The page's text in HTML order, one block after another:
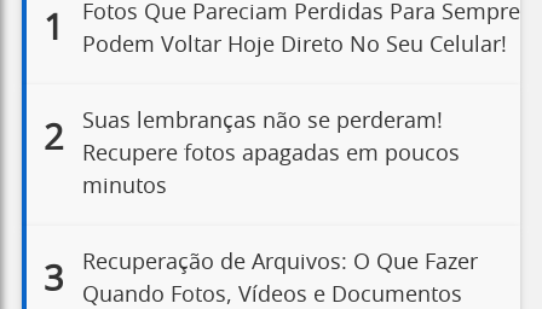
1
Fotos Que Pareciam Perdidas Para Sempre
Podem Voltar Hoje Direto No Seu Celular!
2
Suas lembranças não se perderam!
Recupere fotos apagadas em poucos
minutos
3
Recuperação de Arquivos: O Que Fazer
Quando Fotos, Vídeos e Documentos